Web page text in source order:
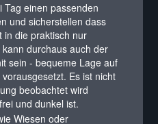
Tag einen passenden
und sicherstellen dass
in die praktisch nur
durchaus auch der
sein - bequeme Lage auf
Es ist nicht
beobachtet wird
und dunkel ist.
Wiesen oder